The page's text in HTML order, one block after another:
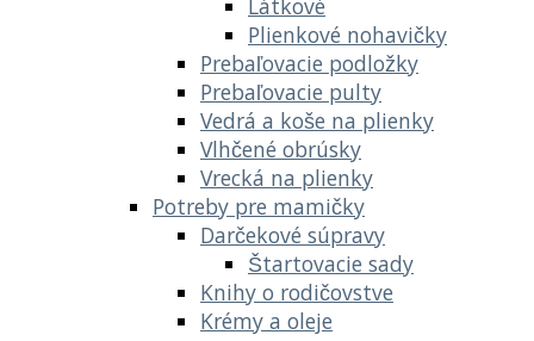
Plienkové nohavičky
Prebaľovacie podložky
Prebaľovacie pulty
Vedrá a koše na plienky
Vlhčené obrúsky
Vrecká na plienky
Potreby pre mamičky
Darčekové súpravy
Štartovacie sady
Knihy o rodičovstve
Krémy a oleje